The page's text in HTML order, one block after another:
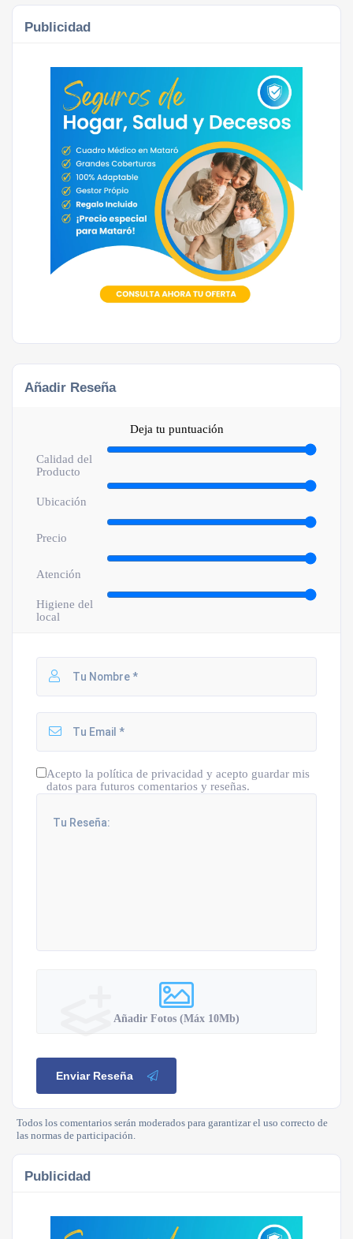
Publicidad
Añadir Reseña
Deja tu puntuación
Calidad del
Producto
Ubicación
Precio
Atención
Higiene del
local
Acepto la política de privacidad y acepto guardar mis
datos para futuros comentarios y reseñas.
Añadir Fotos (Máx 10Mb)
Enviar Reseña
Todos los comentarios serán moderados para garantizar el uso correcto de
las normas de participación.
Publicidad